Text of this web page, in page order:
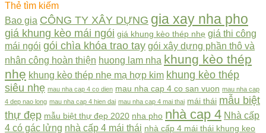
Thẻ tìm kiếm
Bao gia CÔNG TY XÂY DỰNG gia xay nha pho
giá khung kèo mái ngói giá khung kèo thép nhẹ giá thi công
mái ngói gói chìa khóa trao tay gói xây dựng phần thô và
nhân công hoàn thiện huong lam nha khung kèo thép
nhẹ khung kèo thép nhẹ mạ hợp kim khung kèo thép
siêu nhẹ mau nha cap 4 co dien mau nha cap 4 co san vuon mau nha cap
4 dep nao long mau nha cap 4 hien dai mau nha cap 4 mai thai mái thái mẫu biệt
thự đẹp mẫu biệt thự đẹp 2020 nha pho nhà cap 4 Nhà cấp
4 có gác lửng nhà cấp 4 mái thái nhà cấp 4 mái thái khung keo